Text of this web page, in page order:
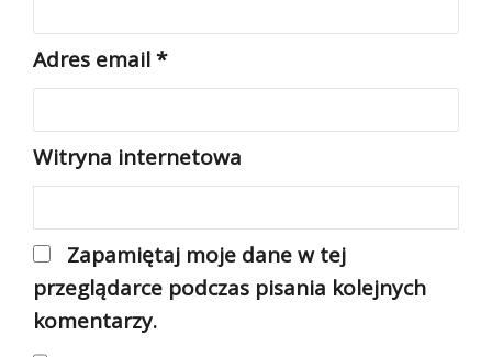
Adres email*
Witryna internetowa
Zapamiętaj moje dane w tej
przeglądarce podczas pisania kolejnych
komentarzy.